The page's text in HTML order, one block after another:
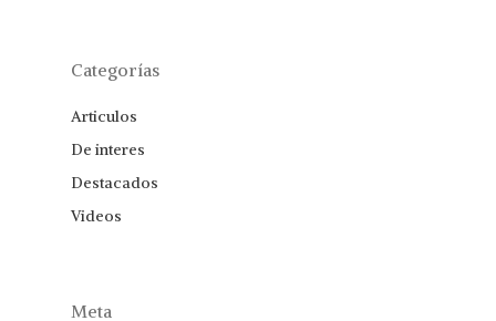
Categorías
Articulos
De interes
Destacados
Videos
Meta